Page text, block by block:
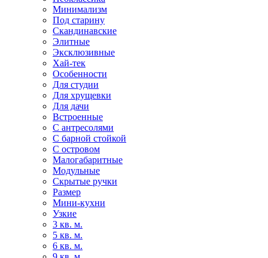
Минимализм
Под старину
Скандинавские
Элитные
Эксклюзивные
Хай-тек
Особенности
Для студии
Для хрущевки
Для дачи
Встроенные
С антресолями
С барной стойкой
С островом
Малогабаритные
Модульные
Скрытые ручки
Размер
Мини-кухни
Узкие
3 кв. м.
5 кв. м.
6 кв. м.